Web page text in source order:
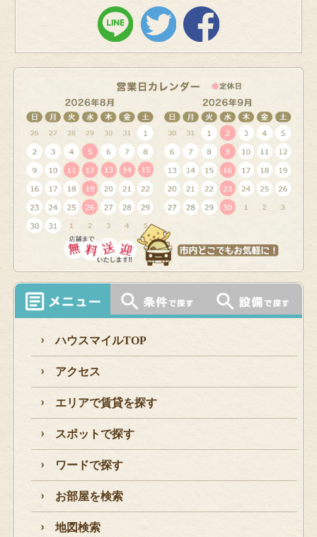
ハウスマイルTOP
アクセス
エリアで賃貸を探す
スポットで探す
ワードで探す
お部屋を検索
地図検索